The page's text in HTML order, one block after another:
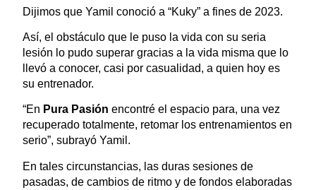
Dijimos que Yamil conoció a “Kuky” a fines de 2023.
Así, el obstáculo que le puso la vida con su seria
lesión lo pudo superar gracias a la vida misma que lo
llevó a conocer, casi por casualidad, a quien hoy es
su entrenador.
“En Pura Pasión encontré el espacio para, una vez
recuperado totalmente, retomar los entrenamientos en
serio”, subrayó Yamil.
En tales circunstancias, las duras sesiones de
pasadas, de cambios de ritmo y de fondos elaboradas